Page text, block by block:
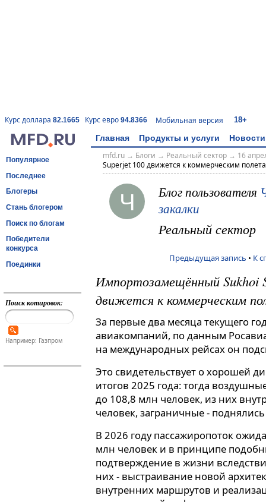
Курс доллара 82.1665 Курс евро 94.8366 Мобильная версия 18+
Главная Продукты и услуги Новости
Популярное
Последнее
Блогеры
Стань блогером
Поиск по блогам
Победители
конкурса
Поединки
Поиск котировок:
Например: Газпром
mfd.ru→ Блоги → Реальный сектор→ 16
Superjet 100 движется к коммерческим
Ч Блог пользователя
закалки
Реальный сектор
Предыдущая запись • К
Импортозамещённый Sukhoi
движется к коммерческим
За первые два месяца текущего
авиакомпаний, по данным
на международных рейсах он
Это свидетельствует о хорошей
итогов 2025 года: тогда
до 108,8 млн человек, из них
человек, заграничные -
В 2026 году пассажиропоток
млн человек и в принципе
подтверждение в жизни
них - выстраивание новой
внутренних маршрутов и